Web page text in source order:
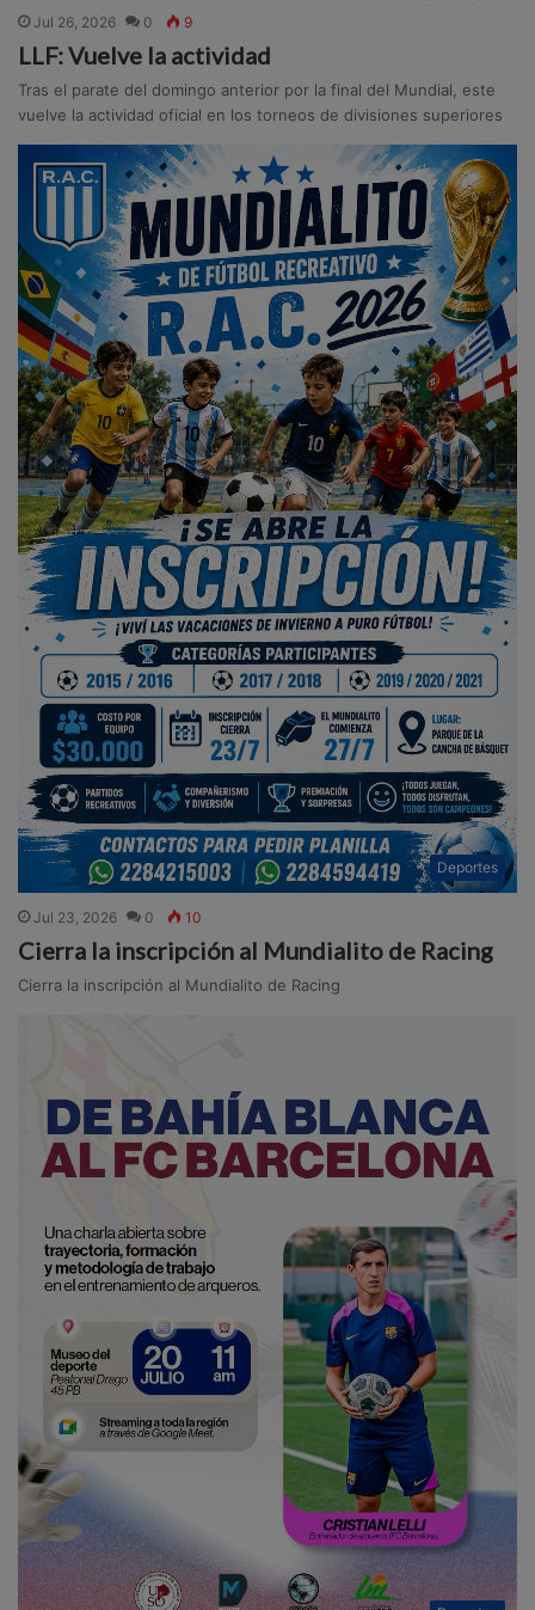
Jul 26, 2026 0 9
LLF: Vuelve la actividad
Tras el parate del domingo anterior por la final del Mundial, este
vuelve la actividad oficial en los torneos de divisiones superiores
Deportes
Jul 23, 2026 0 10
Cierra la inscripción al Mundialito de Racing
Cierra la inscripción al Mundialito de Racing